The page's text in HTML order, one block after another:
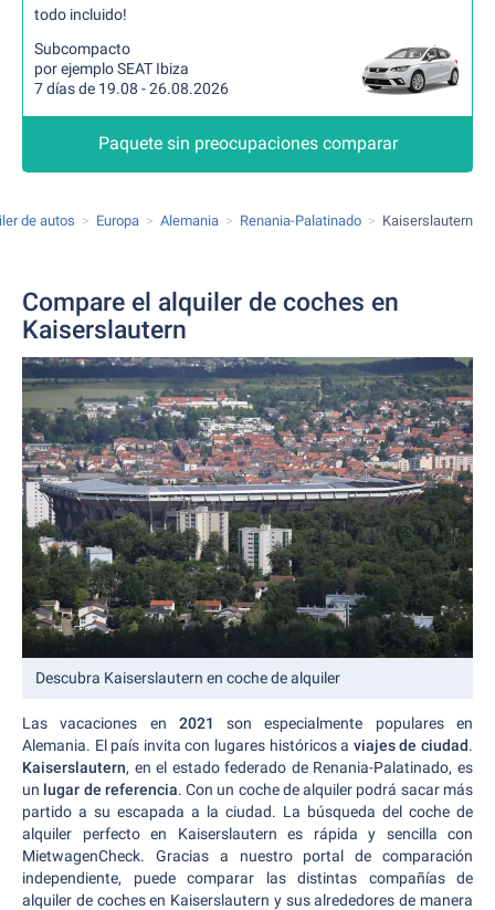
todo incluido!
Subcompacto
por ejemplo SEAT Ibiza
7 días de 19.08 - 26.08.2026
Paquete sin preocupaciones comparar
de autos Europa Alemania Renania-Palatinado Kaiserslautern
Compare el alquiler de coches en
Kaiserslautern
Descubra Kaiserslautern en coche de alquiler
Las vacaciones en 2021
son especialmente populares en
Alemania. El país invita con lugares históricos a viajes de ciudad.
Kaiserslautern, en el estado federado de Renania-Palatinado, es
un lugar de referencia. Con un coche de alquiler podrá sacar más
partido a su escapada a la ciudad. La búsqueda del coche de
alquiler perfecto en Kaiserslautern es rápida y sencilla con
MietwagenCheck. Gracias a nuestro portal de comparación
independiente, puede comparar las distintas compañías de
alquiler de coches en Kaiserslautern y sus alrededores de manera